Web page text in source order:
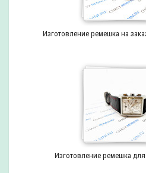
Изготовление ремешка на
Изготовление ремешка для